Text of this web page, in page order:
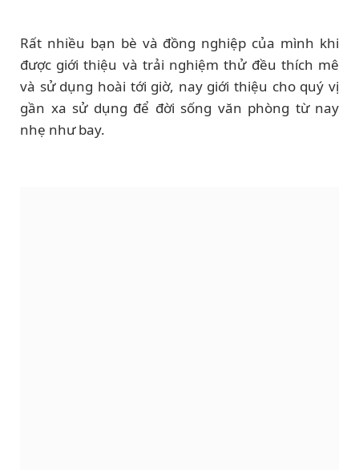
Rất nhiều bạn bè và đồng nghiệp của mình khi
được giới thiệu và trải nghiệm thử đều thích mê
và sử dụng hoài tới giờ, nay giới thiệu cho quý vị
gần xa sử dụng để đời sống văn phòng từ nay
nhẹ như bay.